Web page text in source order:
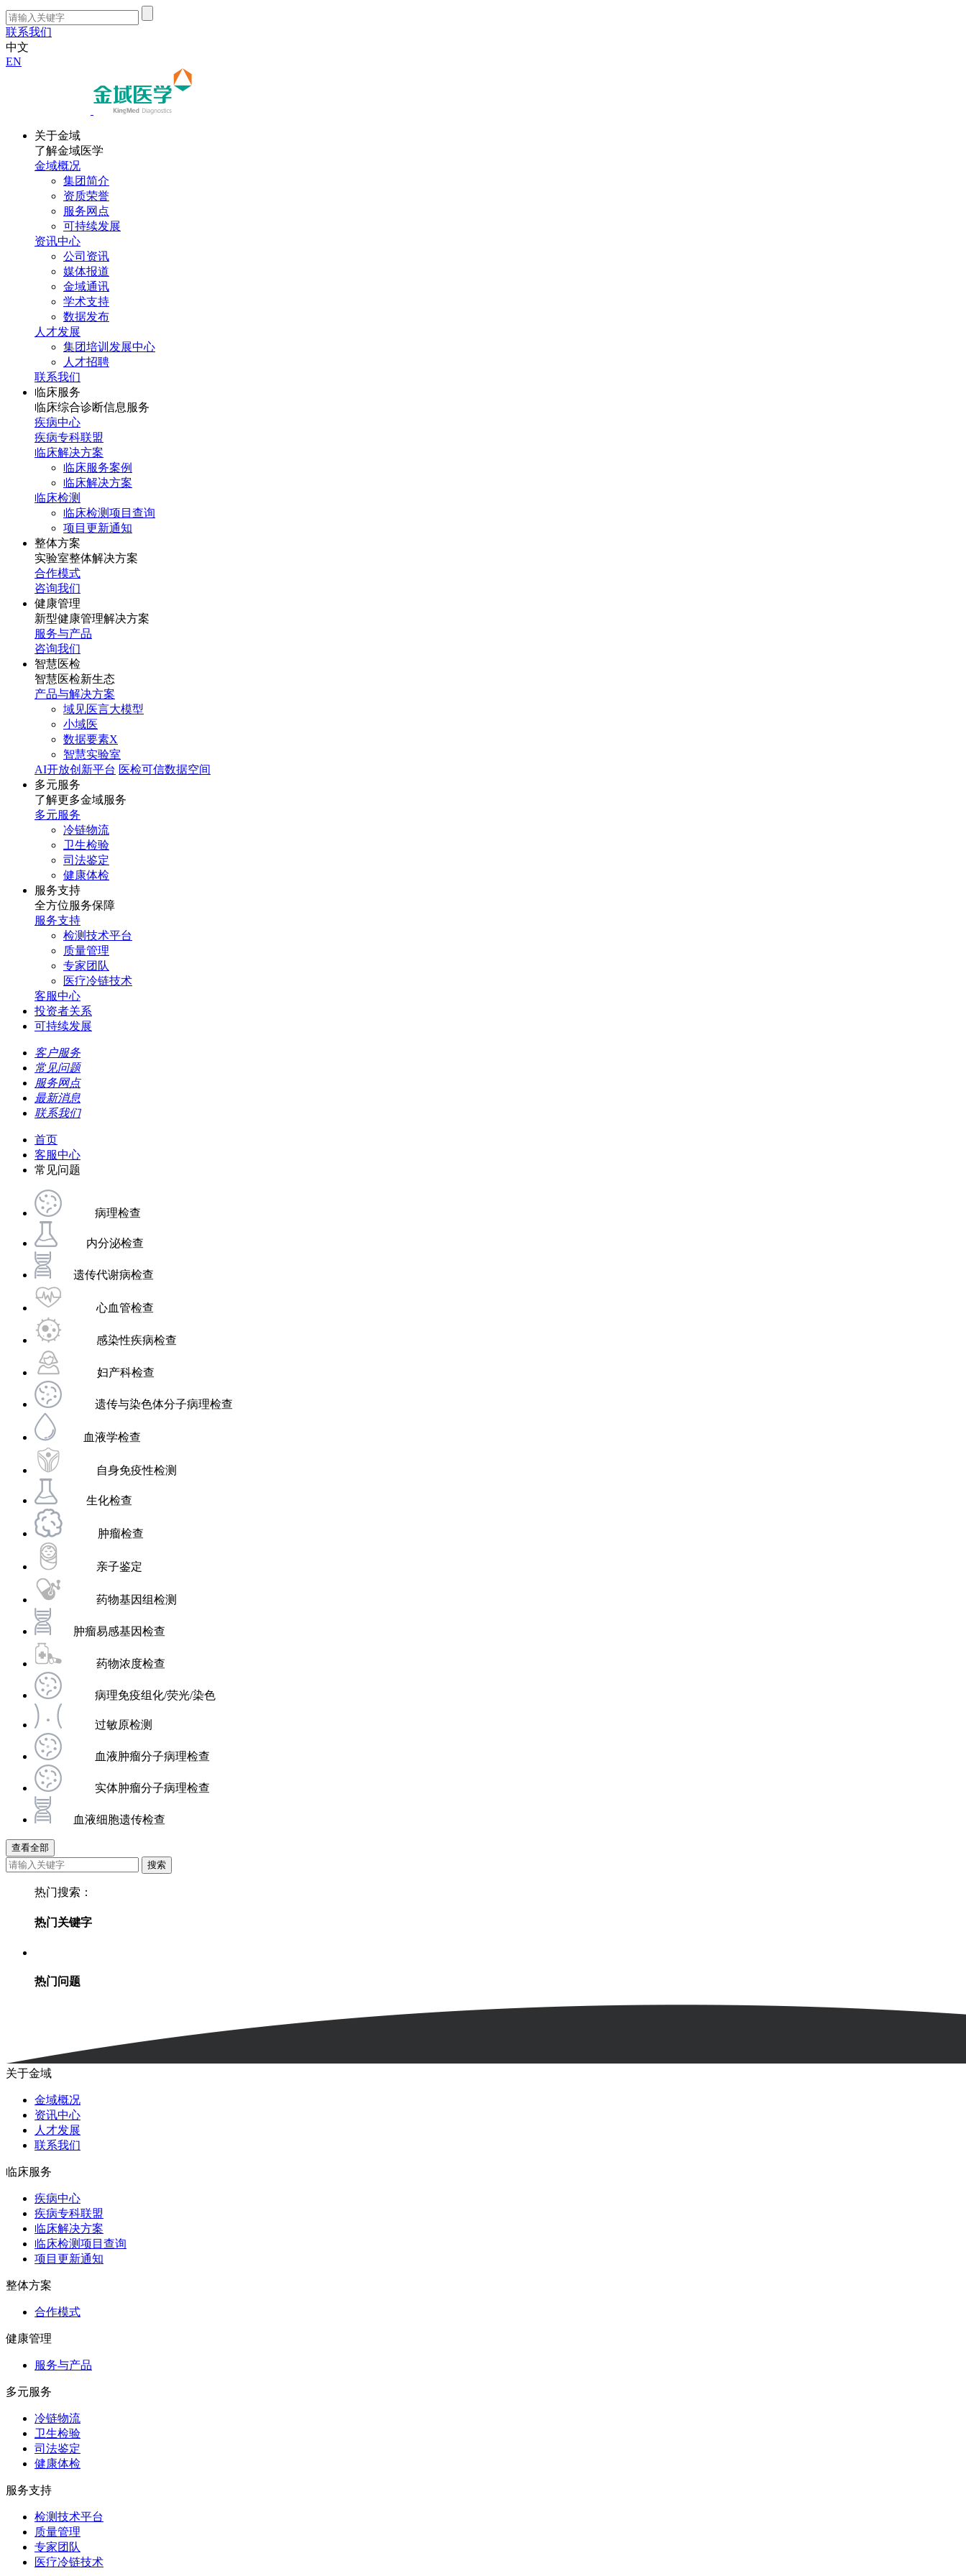
联系我们
中文
EN
关于金域
了解金域医学
金域概况
集团简介
资质荣誉
服务网点
可持续发展
资讯中心
公司资讯
媒体报道
金域通讯
学术支持
数据发布
人才发展
集团培训发展中心
人才招聘
联系我们
临床服务
临床综合诊断信息服务
疾病中心
疾病专科联盟
临床解决方案
临床服务案例
临床解决方案
临床检测
临床检测项目查询
项目更新通知
整体方案
实验室整体解决方案
合作模式
咨询我们
健康管理
新型健康管理解决方案
服务与产品
咨询我们
智慧医检
智慧医检新生态
产品与解决方案
域见医言大模型
小域医
数据要素X
智慧实验室
AI开放创新平台 医检可信数据空间
多元服务
了解更多金域服务
多元服务
冷链物流
卫生检验
司法鉴定
健康体检
服务支持
全方位服务保障
服务支持
检测技术平台
质量管理
专家团队
医疗冷链技术
客服中心
投资者关系
可持续发展
客户服务
常见问题
服务网点
最新消息
联系我们
首页
客服中心
常见问题
病理检查
内分泌检查
遗传代谢病检查
心血管检查
感染性疾病检查
妇产科检查
遗传与染色体分子病理检查
血液学检查
自身免疫性检测
生化检查
肿瘤检查
亲子鉴定
药物基因组检测
肿瘤易感基因检查
药物浓度检查
病理免疫组化/荧光/染色
过敏原检测
血液肿瘤分子病理检查
实体肿瘤分子病理检查
血液细胞遗传检查
热门搜索：
热门关键字
热门问题
关于金域
金域概况
资讯中心
人才发展
联系我们
临床服务
疾病中心
疾病专科联盟
临床解决方案
临床检测项目查询
项目更新通知
整体方案
合作模式
健康管理
服务与产品
多元服务
冷链物流
卫生检验
司法鉴定
健康体检
服务支持
检测技术平台
质量管理
专家团队
医疗冷链技术